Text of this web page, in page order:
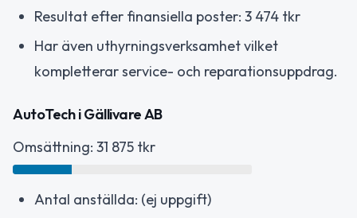
Resultat efter finansiella poster: 3 474 tkr
Har även uthyrningsverksamhet vilket
kompletterar service- och reparationsuppdrag.
AutoTech i Gällivare AB
Omsättning: 31 875 tkr
Antal anställda: (ej uppgift)